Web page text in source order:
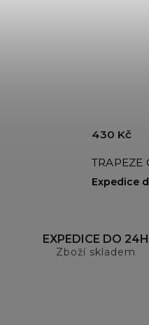
Expedice
430 Kč
EXPEDICE DO 24H
Zboží skladem